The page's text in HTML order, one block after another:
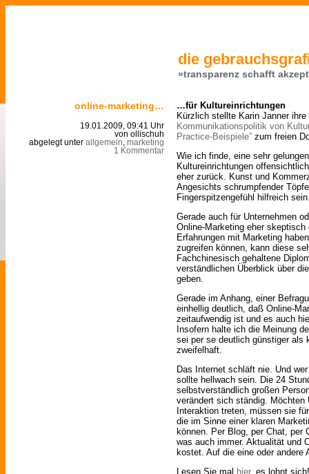
die
»transparenz schafft
online-marketing…
19.01.2009, 09:41 Uhr
von ollischuh
abgelegt unter allgemein marketing
1 Kommentar
…für Kultureinrichtungen
Kürzlich stellte Karin Janner ihre
Kommunikationspolitik von
Practice-Beispiele” zum freien
Wie ich finde, eine sehr
Kultureinrichtungen
eher zurück. Kunst und
Angesichts schrumpfender
Fingerspitzengefühl hilfreich
Gerade auch für Unternehmen
Online-Marketing eher
Erfahrungen mit Marketing
zugreifen können, kann diese
Fachchinesisch gehaltene
verständlichen Überblick über
geben.
Gerade im Anhang, einer
einhellig deutlich, daß Online-
zeitaufwendig ist und es auch
Insofern halte ich die Meinung
sei per se deutlich günstiger als
zweifelhaft.
Das Internet schläft nie. Und
sollte hellwach sein. Die 24
selbstverständlich großen
verändert sich ständig. Möchten
Interaktion treten, müssen sie
die im Sinne einer klaren
können. Per Blog, per Chat, per
was auch immer. Aktualität und
kostet. Auf die eine oder andere
Lesen Sie mal hier, es lohnt sich!